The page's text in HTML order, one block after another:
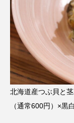
北海道産つぶ貝と
（通常600円）×黒